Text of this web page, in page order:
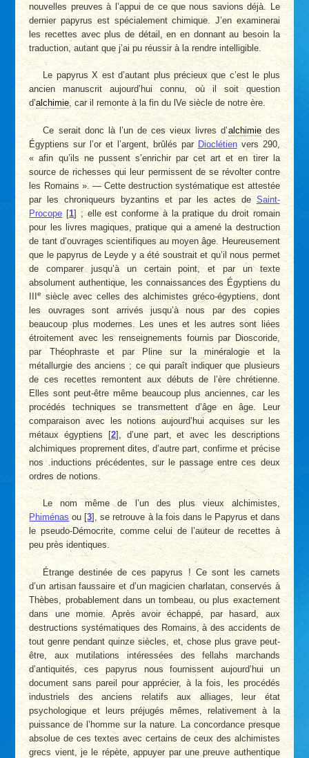
nouvelles preuves à l’appui de ce que nous savions déjà. Le
dernier papyrus est spécialement chimique. J’en examinerai
les recettes avec plus de détail, en en donnant au besoin la
traduction, autant que j’ai pu réussir à la rendre intelligible.
Le papyrus X est d’autant plus précieux que c’est le plus
ancien manuscrit aujourd’hui connu, où il soit question
d’alchimie, car il remonte à la fin du lVe siècle de notre ère.
Ce serait donc là l’un de ces vieux livres d’alchimiedes
Égyptiens sur l’or et l’argent, brûlés par Dioclétienvers 290,
« afin qu’ils ne pussent s’enrichir par cet art et en tirer la
source de richesses qui leur permissent de se révolter contre
les Romains ». — Cette destruction systématique est attestée
par les chroniqueurs byzantins et par les actes de Saint-
Procope [1] ; elle est conforme à la pratique du droit romain
pour les livres magiques, pratique qui a amené la destruction
de tant d’ouvrages scientifiques au moyen âge. Heureusement
que le papyrus de Leyde y a été soustrait et qu’il nous permet
de comparer jusqu’à un certain point, et par un texte
absolument authentique, les connaissances des Égyptiens du
IIIe siècle avec celles des alchimistes gréco-égyptiens, dont
les ouvrages sont arrivés jusqu’à nous par des copies
beaucoup plus modernes. Les unes et les autres sont liées
étroitement avec les renseignements fournis par Dioscoride,
par Théophraste et par Pline sur la minéralogie et la
métallurgie des anciens ; ce qui paraît indiquer que plusieurs
de ces recettes remontent aux débuts de l’ère chrétienne.
Elles sont peut-être même beaucoup plus anciennes, car les
procédés techniques se transmettent d’âge en âge. Leur
comparaison avec les notions aujourd’hui acquises sur les
métaux égyptiens [2], d’une part, et avec les descriptions
alchimiques proprement dites, d’autre part, confirme et précise
nos .inductions précédentes, sur le passage entre ces deux
ordres de notions.
Le nom même de l’un des plus vieux alchimistes,
Phiménasou[3] , se retrouve à la fois dans le Papyrus et dans
le pseudo-Démocrite, comme celui de l’auteur de recettes à
peu près identiques.
Étrange destinée de ces papyrus ! Ce sont les carnets
d’un artisan faussaire et d’un magicien charlatan, conservés à
Thèbes, probablement dans un tombeau, ou plus exactement
dans une momie. Après avoir échappé, par hasard, aux
destructions systématiques des Romains, à des accidents de
tout genre pendant quinze siècles, et, chose plus grave peut-
être, aux mutilations intéressées des fellahs marchands
d’antiquités, ces papyrus nous fournissent aujourd’hui un
document sans pareil pour apprécier, à la fois, les procédés
industriels des anciens relatifs aux alliages, leur état
psychologique et leurs préjugés mêmes, relativement à la
puissance de l’homme sur la nature. La concordance presque
absolue de ces textes avec certains de ceux des alchimistes
grecs vient, je le répète, appuyer par une preuve authentique